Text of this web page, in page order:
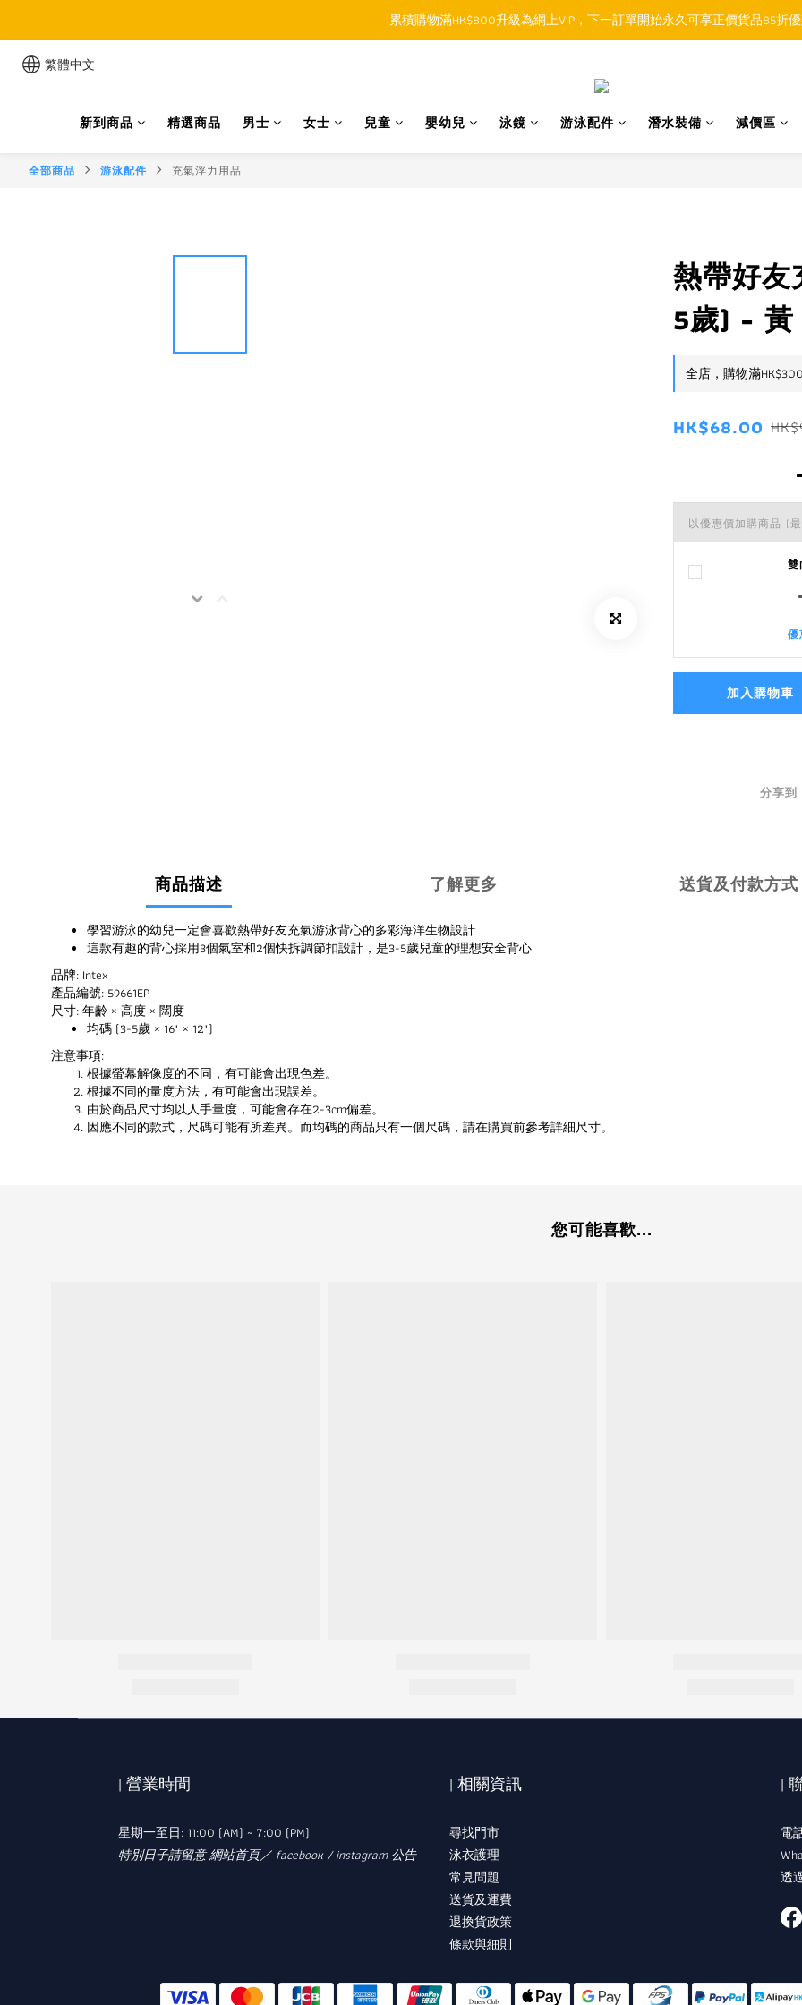
順豐香港SFHK APP取件通知功能將取代SMS短訊
累積購物滿HK$800升級為網上VIP，下一訂單開始永久可享正價貨品85折
繁體中文
新到商品 精選商品 男士 女士 兒童 嬰幼兒 泳鏡 游泳配件 潛水裝備 減價區
全部商品 游泳配件 充氣浮力用品
熱帶好
5歲) - 黃
全店，購物滿
HK$68.00
以優惠價加購商品 (
加入購物車
分享到
商品描述 了解更多 送貨及付款方式
學習游泳的幼兒一定會喜歡熱帶好友充氣游泳背心的多彩海洋生物設計
這款有趣的背心採用3個氣室和2個快拆調節扣設計，是3-5歲兒童的理想安全背心
品牌: Intex
產品編號: 59661EP
尺寸: 年齡 × 高度 × 闊度
均碼 (3-5歲 × 16" × 12")
注意事項:
根據螢幕解像度的不同，有可能會出現色差。
根據不同的量度方法，有可能會出現誤差。
由於商品尺寸均以人手量度，可能會存在2-3cm偏差。
因應不同的款式，尺碼可能有所差異。而均碼的商品只有一個尺碼，請在購買前參考詳細尺寸。
您可能喜歡...
| 營業時間
星期一至日: 11:00 (AM) ~ 7:00 (PM)
特別日子請留意 網站首頁／ facebook / instagram 公告
| 相關資訊
尋找門市
泳衣護理
常見問題
送貨及運費
退換貨政策
條款與細則
|
電
透